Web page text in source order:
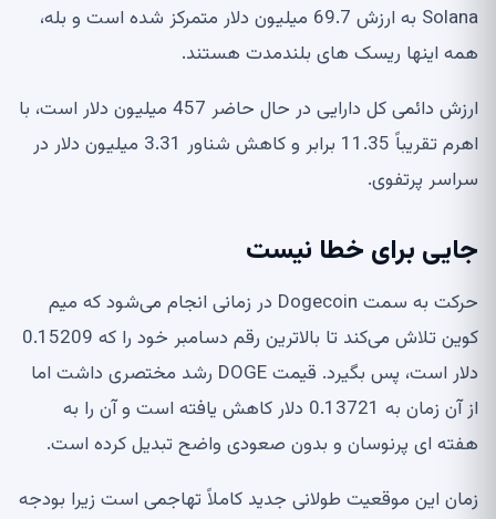
Solana به ارزش 69.7 میلیون دلار متمرکز شده است و بله،
همه اینها ریسک های بلندمدت هستند.
ارزش دائمی کل دارایی در حال حاضر 457 میلیون دلار است، با
اهرم تقریباً 11.35 برابر و کاهش شناور 3.31 میلیون دلار در
سراسر پرتفوی.
جایی برای خطا نیست
حرکت به سمت Dogecoin در زمانی انجام می‌شود که میم
کوین تلاش می‌کند تا بالاترین رقم دسامبر خود را که 0.15209
دلار است، پس بگیرد. قیمت DOGE رشد مختصری داشت اما
از آن زمان به 0.13721 دلار کاهش یافته است و آن را به
هفته ای پرنوسان و بدون صعودی واضح تبدیل کرده است.
زمان این موقعیت طولانی جدید کاملاً تهاجمی است زیرا بودجه